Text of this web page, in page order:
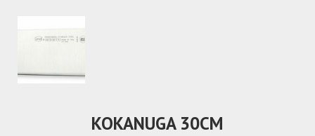
KOKANUGA 30CM